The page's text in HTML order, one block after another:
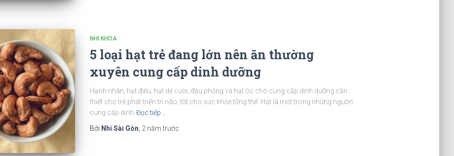
NHI KHOA
5 loại hạt trẻ đang lớn nên ăn thường
xuyên cung cấp dinh dưỡng
Hạnh nhân, hạt điều, hạt dẻ cười, đậu phộng và hạt óc chó cung cấp dinh dưỡng cần
thiết cho trẻ phát triển trí não, tốt cho sức khỏe tổng thể. Hạt là một trong những nguồn
cung cấp dinh Đọc tiếp…
Bởi Nhi Sài Gòn 2 nămtrước